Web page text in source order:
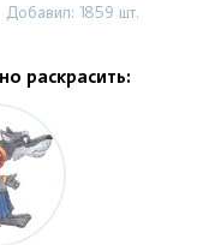
Добавил: 1859 шт.
раскрасить: